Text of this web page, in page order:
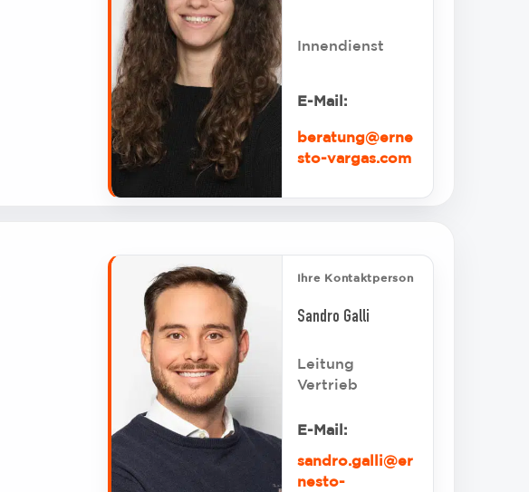
Innendienst
E-Mail:
beratung@erne
sto-vargas.com
Ihre Kontaktperson
Sandro Galli
Leitung
Vertrieb
E-Mail:
sandro.galli@er
nesto-